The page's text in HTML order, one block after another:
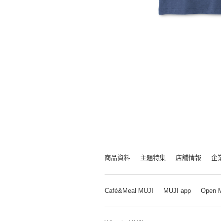
商品資料 主題特集 店舗情報 企
Café&Meal MUJI MUJI app Open